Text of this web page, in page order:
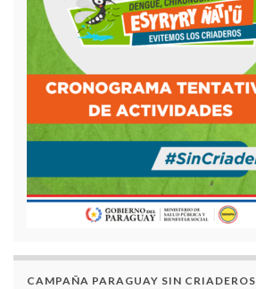
CAMPAÑA PARAGUAY SIN CRIADEROS